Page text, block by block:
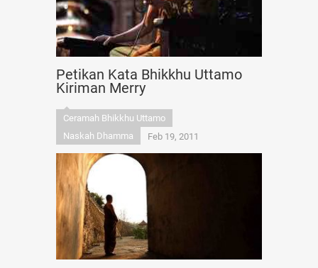
Petikan Kata Bhikkhu Uttamo
Kiriman Merry
Ceramah Bhikkhu Uttamo
Naskah Dhamma
Feb 19, 2011